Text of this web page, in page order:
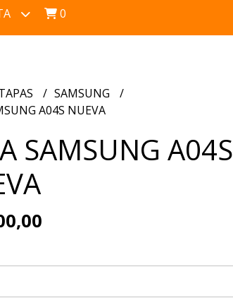
0
SAMSUNG
A04S NUEVA
SAMSUNG A04S